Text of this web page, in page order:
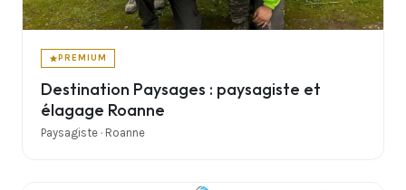
PREMIUM
Destination Paysages : paysagiste et
élagage Roanne
Paysagiste · Roanne